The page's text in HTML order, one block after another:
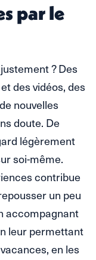
par le
? Des
des vidéos, des
nouvelles
doute. De
légèrement
soi-même.
contribue
un peu
accompagnant
leur permettant
en les